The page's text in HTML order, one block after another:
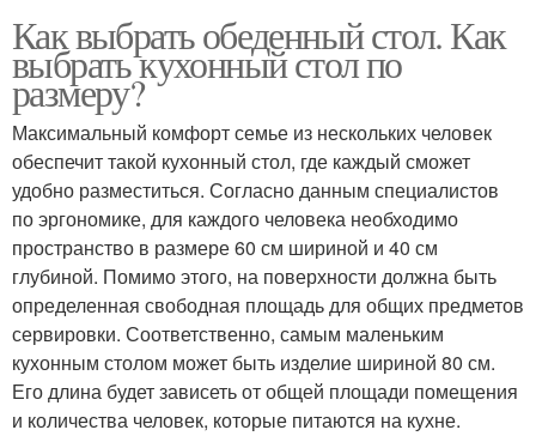
Как выбрать обеденный стол. Как
выбрать кухонный стол по
размеру?
Максимальный комфорт семье из нескольких человек
обеспечит такой кухонный стол, где каждый сможет
удобно разместиться. Согласно данным специалистов
по эргономике, для каждого человека необходимо
пространство в размере 60 см шириной и 40 см
глубиной. Помимо этого, на поверхности должна быть
определенная свободная площадь для общих предметов
сервировки. Соответственно, самым маленьким
кухонным столом может быть изделие шириной 80 см.
Его длина будет зависеть от общей площади помещения
и количества человек, которые питаются на кухне.